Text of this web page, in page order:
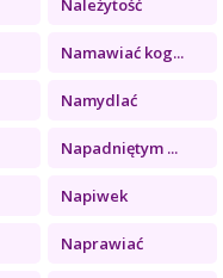
Należytość
Namawiać kog...
Namydlać
Napadniętym ...
Napiwek
Naprawiać